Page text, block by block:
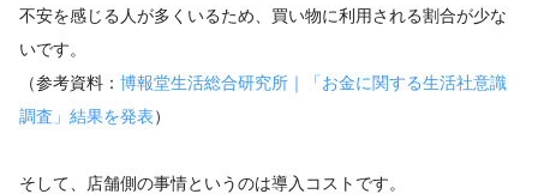
不安を感じる人が多くいるため、買い物に利用される割合が少な
いです。
（参考資料： 博報堂生活総合研究所｜「お金に関する生活社意識
調査」結果を発表）
そして、店舗側の事情というのは導入コストです。